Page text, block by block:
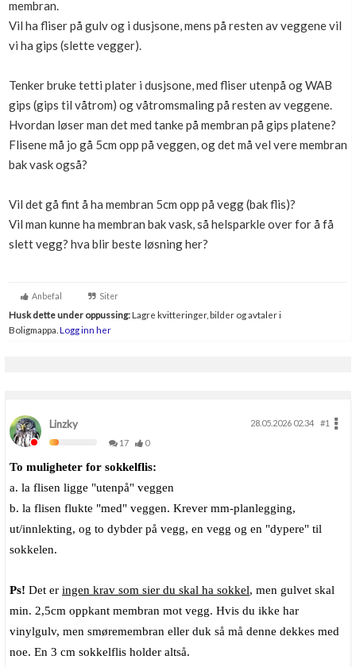
Boligmappa+
Få mer ut av Boligmappa
Nytt
membran.
Vil ha fliser på gulv og i dusjsone, mens på resten av veggene vil
vi ha gips (slette vegger).
Tenker bruke tetti plater i dusjsone, med fliser utenpå og WAB
gips (gips til våtrom) og våtromsmaling på resten av veggene.
Hvordan løser man det med tanke på membran på gips platene?
Flisene må jo gå 5cm opp på veggen, og det må vel vere membran
bak vask også?
Vil det gå fint å ha membran 5cm opp på vegg (bak flis)?
Vil man kunne ha membran bak vask, så helsparkle over for å få
slett vegg? hva blir beste løsning her?
Anbefal Siter
Husk dette under oppussing:Lagre kvitteringer, bilder og avtaler i
Boligmappa. Logg inn her
Linzky 28.05.2026 02.34
#1
17
0
To muligheter for sokkelflis:
a. la flisen ligge "utenpå" veggen
b. la flisen flukte "med" veggen. Krever mm-planlegging,
ut/innlekting, og to dybder på vegg, en vegg og en "dypere" til
sokkelen.
Ps! Det er ingen krav som sier du skal ha sokkel, men gulvet skal
min. 2,5cm oppkant membran mot vegg. Hvis du ikke har
vinylgulv, men smøremembran eller duk så må denne dekkes med
noe. En 3 cm sokkelflis holder altså.